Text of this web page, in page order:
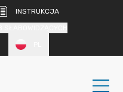
INSTRUKCJA